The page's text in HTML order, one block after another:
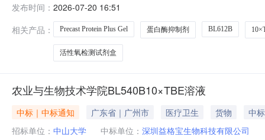
价深圳益格宝生物科技有限公司蛋白酶抑制剂通用型
发布时间： 2026-07-20 16:51
相关产品：
Precast Protein Plus Gel 蛋白酶抑制剂 BL612B
活性氧检测试剂盒
农业与生物技术学院BL540B10×TBE溶液
中标｜中标通知 广东省｜广州市 医疗卫生 货物
中
招标单位： 中山大学 中标单位： 深圳益格宝生物科技有限公司